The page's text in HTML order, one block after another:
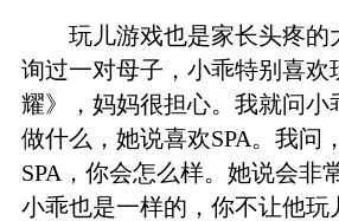
玩儿游戏也是家长头疼的
询过一对母子，小乖特别喜欢
耀》，妈妈很担心。我就问小
做什么，她说喜欢SPA。我问
SPA，你会怎么样。她说会非
小乖也是一样的，你不让他玩